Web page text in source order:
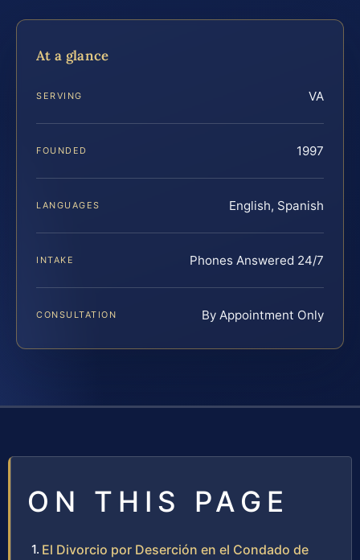
At a glance
SERVING VA
FOUNDED 1997
LANGUAGES English, Spanish
INTAKE Phones Answered 24/7
CONSULTATION By Appointment Only
ON THIS PAGE
El Divorcio por Deserción en el Condado de